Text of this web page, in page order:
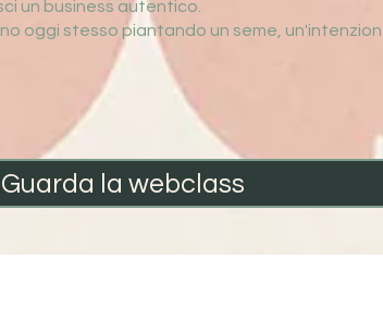
un business autentico.
oggi stesso piantando un seme,
Guarda la webclass